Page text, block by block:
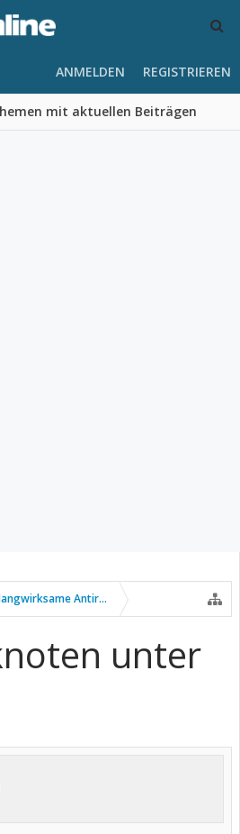
mit aktuellen Beiträgen
ANMELDEN REGISTRIEREN
Antirheumatika
unter